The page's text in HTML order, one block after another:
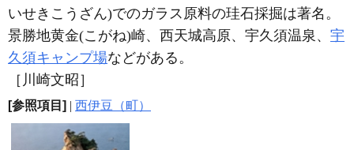
いせきこうざん)でのガラス原料の珪石採掘は著名。
景勝地黄金(こがね)崎、西天城高原、宇久須温泉、 宇
久須キャンプ場などがある。
［川崎文昭］
[参照項目] | 西伊豆（町）